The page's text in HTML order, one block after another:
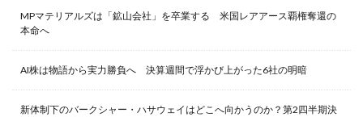
MPマテリアルズは「鉱山会社」を卒業する 米国レアアース覇権奪還の
本命へ
AI株は物語から実力勝負へ 決算週間で浮かび上がった6社の明暗
新体制下のバークシャー・ハサウェイはどこへ向かうのか？第2四半期決